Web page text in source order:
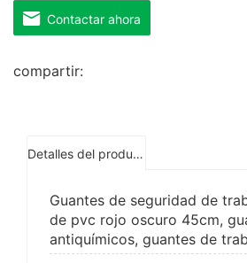
Contactar ahora
compartir:
Detalles del producto
Guantes de seguridad de
de pvc rojo oscuro 45cm,
antiquímicos, guantes de